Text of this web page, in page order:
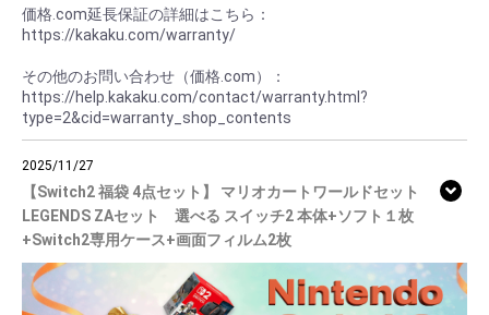
価格.com延長保証の詳細はこちら：
https://kakaku.com/warranty/
その他のお問い合わせ（価格.com）：
https://help.kakaku.com/contact/warranty.html?
type=2&cid=warranty_shop_contents
2025/11/27
【Switch2 福袋 4点セット】 マリオカートワールドセット
LEGENDS ZAセット 選べる スイッチ2 本体+ソフト１枚
+Switch2専用ケース+画面フィルム2枚